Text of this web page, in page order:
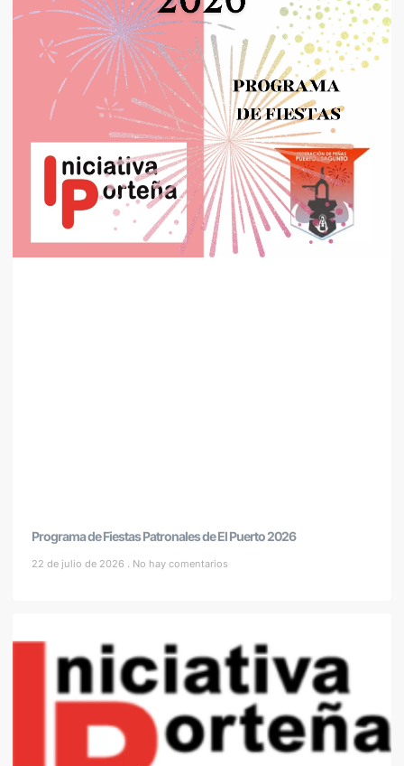
Programa de Fiestas Patronales de El Puerto 2026
22 de julio de 2026 No hay comentarios